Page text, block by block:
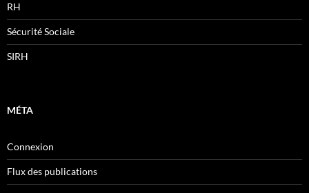
RH
Sécurité Sociale
SIRH
MÉTA
Connexion
Flux des publications